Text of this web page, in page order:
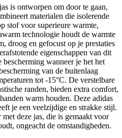
is ontworpen om door te gaan,
materialen die isolerende
stof voor superieure warmte,
technologie houdt de warmte
droog en gefocust op je prestaties
eigenschappen van dit
wanneer je het het
van de buitenlaag
tot -15°C. De verstelbare
randen, bieden extra comfort,
warm houden. Deze adidas
je een veelzijdige en strakke stijl.
deze jas, die is gemaakt voor
ongeacht de omstandigheden.